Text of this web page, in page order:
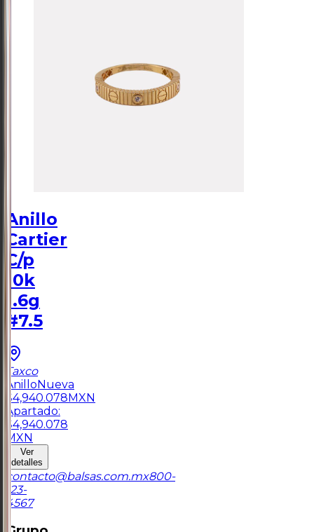
Anillo
Cartier
C/p
10k
1.6g
#7.5
Taxco
AnilloNueva
$4,940.078MXN
Apartado:
$4,940.078
MXN
Ver
detalles
contacto@balsas.com.mx800-
123-
4567